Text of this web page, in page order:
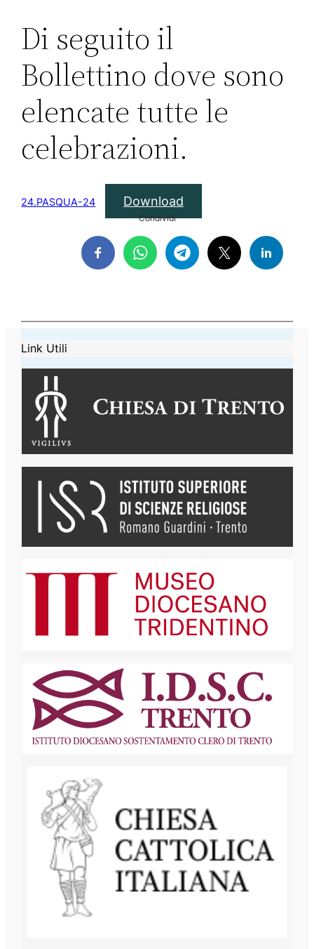
Di seguito il
Bollettino dove sono
elencate tutte le
celebrazioni.
24.PASQUA-24 Download
Condividi
Link Utili